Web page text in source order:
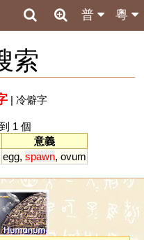
粵
普
索
| 冷僻字
1 個
意義
egg, spawn, ovum